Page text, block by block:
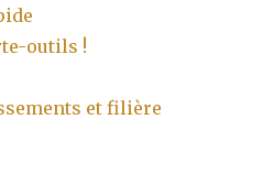
outils !
et filière